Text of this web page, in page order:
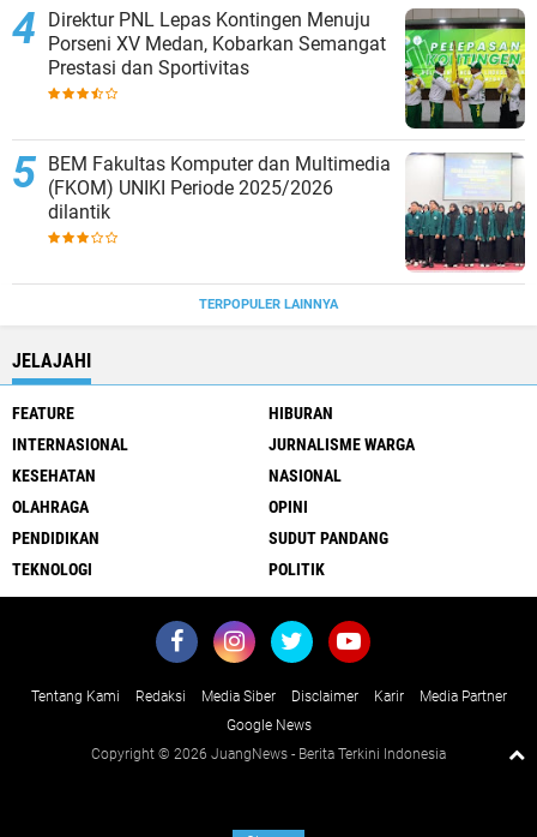
Direktur PNL Lepas Kontingen Menuju
Porseni XV Medan, Kobarkan Semangat
Prestasi dan Sportivitas
BEM Fakultas Komputer dan Multimedia
(FKOM) UNIKI Periode 2025/2026
dilantik
TERPOPULER LAINNYA
JELAJAHI
FEATURE
HIBURAN
INTERNASIONAL
JURNALISME WARGA
KESEHATAN
NASIONAL
OLAHRAGA
OPINI
PENDIDIKAN
SUDUT PANDANG
TEKNOLOGI
POLITIK
Tentang Kami Redaksi Media Siber Disclaimer Karir
Media Partner
Google News
Copyright © 2026 JuangNews - Berita Terkini Indonesia